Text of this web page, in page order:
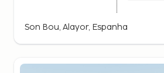
Son Bou, Alayor, Espanha